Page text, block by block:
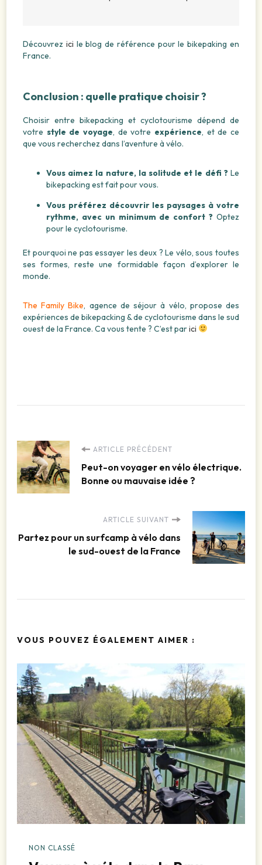
Découvrez ici le blog de référence pour le bikepaking en
France.
Conclusion : quelle pratique choisir ?
Choisir entre bikepacking et cyclotourisme dépend de
votre style de voyage, de votre expérience, et de ce
que vous recherchez dans l’aventure à vélo.
Vous aimez la nature, la solitude et le défi ?Le
bikepacking est fait pour vous.
Vous préférez découvrir les paysages à votre
rythme, avec un minimum de confort ? Optez
pour le cyclotourisme.
Et pourquoi ne pas essayer les deux ? Le vélo, sous toutes
ses formes, reste une formidable façon d’explorer le
monde.
The Family Bike, agence de séjour à vélo, propose des
expériences de bikepacking & de cyclotourisme dans le sud
ouest de la France. Ca vous tente ? C’est parici
ARTICLE PRÉCÉDENT
Peut-on voyager en vélo électrique.
Bonne ou mauvaise idée ?
ARTICLE SUIVANT
Partez pour un surfcamp à vélo dans
le sud-ouest de la France
VOUS POUVEZ ÉGALEMENT AIMER :
NON CLASSÉ